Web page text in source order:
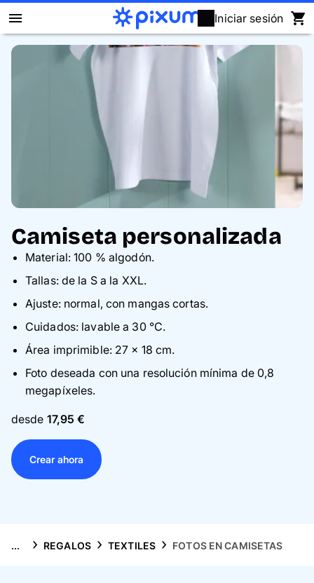
Iniciar sesión
Álbum Digital Pixum
Calendarios
Regalos
Fundas
Tarjetas
Inspiración
Atención al cliente
Camiseta personalizada
Material: 100 % algodón.
Tallas: de la S a la XXL.
Ajuste: normal, con mangas cortas.
Cuidados: lavable a 30 °C.
Área imprimible: 27 x 18 cm.
Foto deseada con una resolución mínima de 0,8
megapíxeles.
desde 17,95 €
Crear ahora
... REGALOS TEXTILES FOTOS EN CAMISETAS